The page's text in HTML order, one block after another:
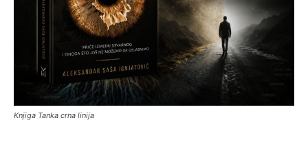
Knjiga Tanka crna linija